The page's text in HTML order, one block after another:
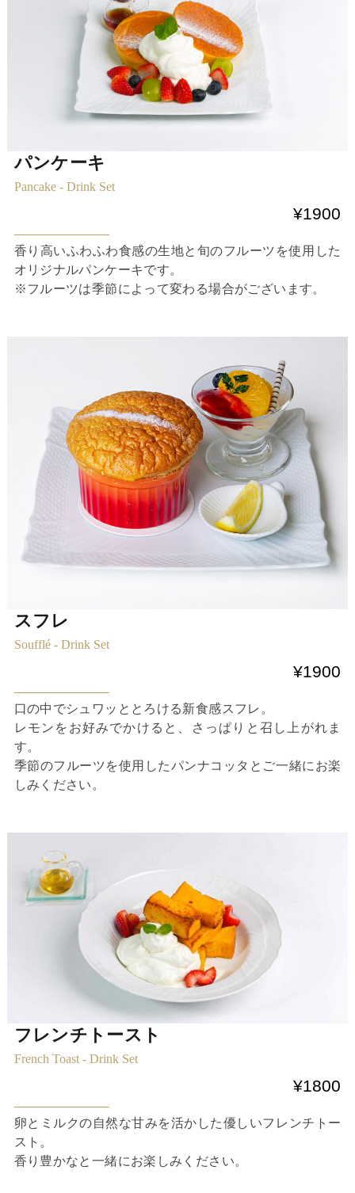
パンケーキ
Pancake - Drink Set
¥1900
香り高いふわふわ食感の生地と旬のフルーツを使用した
オリジナルパンケーキです。
※フルーツは季節によって変わる場合がございます。
スフレ
Soufflé - Drink Set
¥1900
口の中でシュワッととろける新食感スフレ。
レモンをお好みでかけると、さっぱりと召し上がれま
す。
季節のフルーツを使用したパンナコッタとご一緒にお楽
しみください。
フレンチトースト
French Toast - Drink Set
¥1800
卵とミルクの自然な甘みを活かした優しいフレンチトー
スト。
香り豊かなと一緒にお楽しみください。